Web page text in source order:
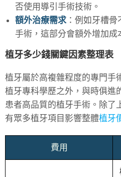
否使用導引手術技術。
額外治療需求 ：例如牙槽
手術，這部分會額外增加成
植牙多少錢關鍵因素整理表
植牙屬於高複雜程度的專門手
植牙專科學歷之外，與時俱進
患者高品質的植牙手術。除了
有眾多植牙項目影響整體植牙
費用